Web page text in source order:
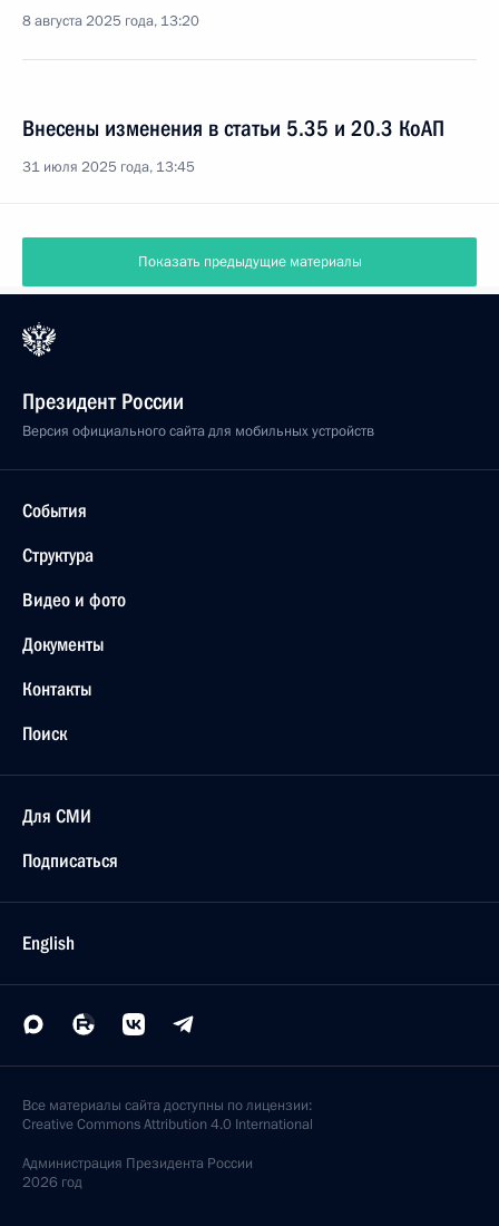
8 августа 2025 года, 13:20
Внесены изменения в статьи 5.35 и 20.3 КоАП
31 июля 2025 года, 13:45
Показать предыдущие материалы
Президент России
Версия официального сайта для мобильных устройств
События
Структура
Видео и фото
Документы
Контакты
Поиск
Для СМИ
Подписаться
English
Все материалы сайта доступны по лицензии:
Creative Commons Attribution 4.0 International
Администрация Президента России
2026 год